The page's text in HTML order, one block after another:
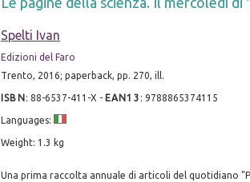
Spelti Ivan
Edizioni del Faro
Trento, 2016; paperback, pp. 270, ill.
ISBN : 88-6537-411-X - EAN13 : 9788865374115
Languages:
Weight: 1.3 kg
Una prima raccolta annuale di articoli del quotidiano